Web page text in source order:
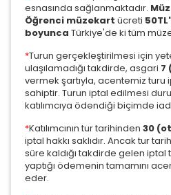
esnasında sağlanmaktadır.
Öğrenci müzekart ücreti 50TL'
boyunca Türkiye'de ki tüm
*Turun gerçekleştirilmesi için
ulaşılamadığı takdirde, asgari 7
vermek şartıyla, acentemiz turu
sahiptir. Turun iptal edilmesi
katılımcıya ödendiği biçimde
*Katılımcının tur tarihinden 30
iptal hakkı saklıdır. Ancak tur
süre kaldığı takdirde gelen iptal
yaptığı ödemenin tamamını
eder.